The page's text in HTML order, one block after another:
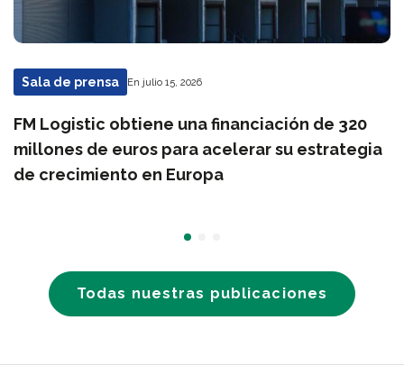
Sala de prensa En julio 15, 2026
FM Logistic obtiene una financiación de 320
millones de euros para acelerar su estrategia
de crecimiento en Europa
Todas nuestras publicaciones